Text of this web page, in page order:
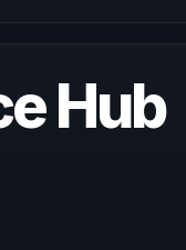
Hub